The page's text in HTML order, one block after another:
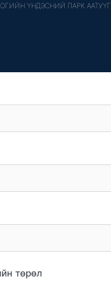
ҮНДЭСНИЙ ПАРК ААТУҮГ
төрөл